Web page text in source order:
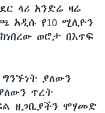
ላሪ አንድሬ ዛሬ
አዲሱ የ10 ሚሊዮን
ወሮታ በእጥፍ
ያለውን
ጥረት
ዘጋቢያችን ሞሃመድ